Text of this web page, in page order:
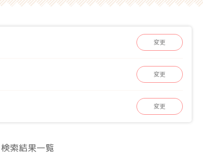
変更
変更
変更
検索結果一覧